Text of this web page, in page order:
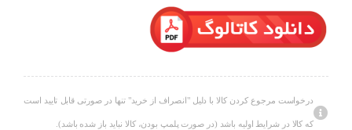
درخواست مرجوع کردن کالا با دلیل "انصراف از خرید" تنها در صورتی قابل تایید است
که کالا در شرایط اولیه باشد (در صورت پلمپ بودن، کالا نباید باز شده باشد).